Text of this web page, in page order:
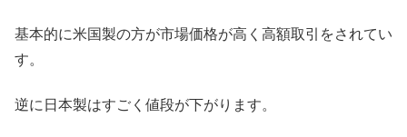
基本的に米国製の方が市場価格が高く高額取引をされてい
す。
逆に日本製はすごく値段が下がります。